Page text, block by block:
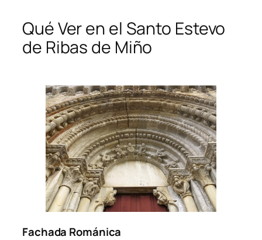
Qué Ver en el Santo Estevo
de Ribas de Miño
Fachada Románica